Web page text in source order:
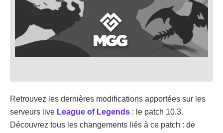
Retrouvez les dernières modifications apportées sur les
serveurs live League of Legends : le patch 10.3.
Découvrez tous les changements liés à ce patch : de